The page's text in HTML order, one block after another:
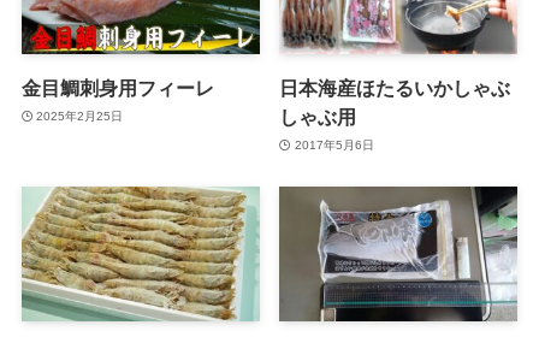
金目鯛刺身用フィーレ
2025年2月25日
日本海産ほたるいかしゃぶ
しゃぶ用
2017年5月6日